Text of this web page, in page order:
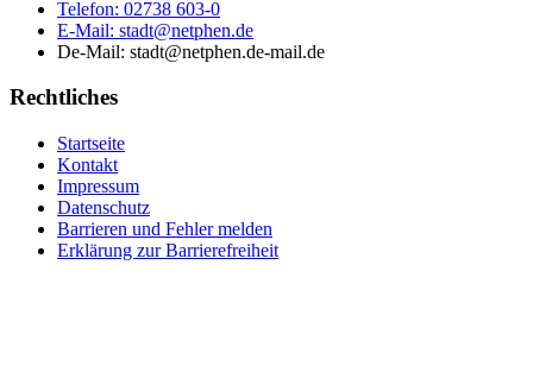
Telefon: 02738 603-0
E-Mail: stadt@netphen.de
De-Mail: stadt@netphen.de-mail.de
Rechtliches
Startseite
Kontakt
Impressum
Datenschutz
Barrieren und Fehler melden
Erklärung zur Barrierefreiheit